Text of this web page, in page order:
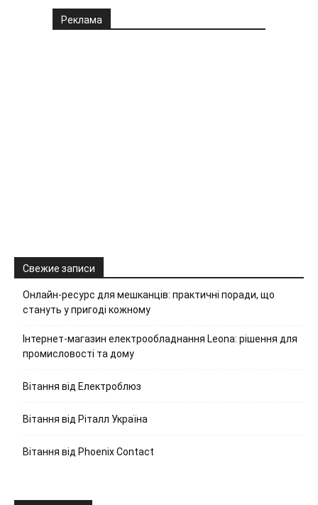
Реклама
Свежие записи
Онлайн-ресурс для мешканців: практичні поради, що
стануть у пригоді кожному
Інтернет-магазин електрообладнання Leona: рішення для
промисловості та дому
Вітання від Електроблюз
Вітання від Ріталл Україна
Вітання від Phoenix Contact